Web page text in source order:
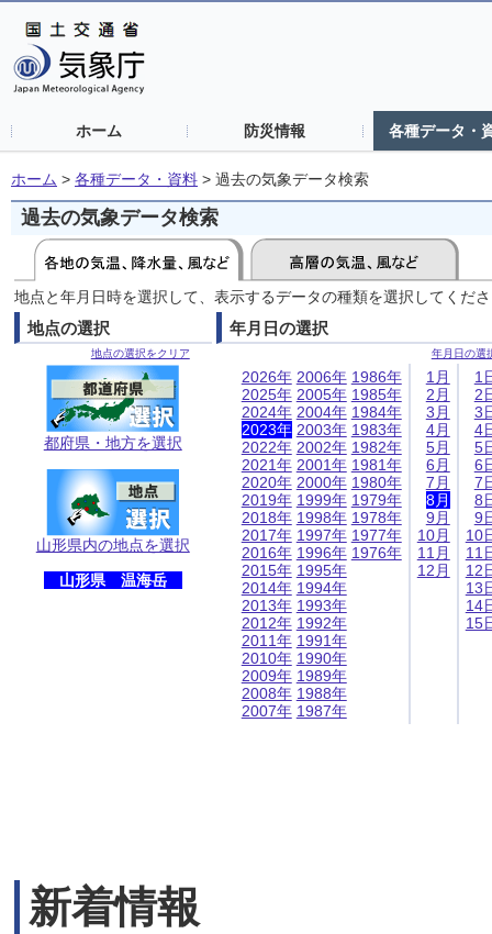
ホーム 防災情報 各種データ・
ホーム > 各種データ・資料 > 過去の気象データ検索
過去の気象データ検索
地点と年月日時を選択して、表示するデータの種類を選択してくだ
地点の選択
地点の選択をクリア
都府県・地方を選択
山形県内の地点を選択
山形県 温海岳
年月日の選択
年月日の選
2026年
2025年
2024年
2023年
2022年
2021年
2020年
2019年
2018年
2017年
2016年
2015年
2014年
2013年
2012年
2011年
2010年
2009年
2008年
2007年
2006年
2005年
2004年
2003年
2002年
2001年
2000年
1999年
1998年
1997年
1996年
1995年
1994年
1993年
1992年
1991年
1990年
1989年
1988年
1987年
1986年
1985年
1984年
1983年
1982年
1981年
1980年
1979年
1978年
1977年
1976年
1月
2月
3月
4月
5月
6月
7月
8月
9月
10月
11月
12月
1
2
3
4
5
6
7
8
9
10
11
12
13
14
15
新着情報